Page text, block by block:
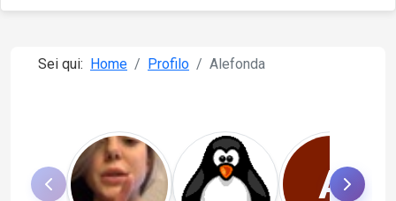
Sei qui: Home Profilo Alefonda
A